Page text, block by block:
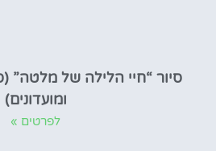
סיור “חיי הלילה של מלטה”
ומועדונים)
לפרטים »